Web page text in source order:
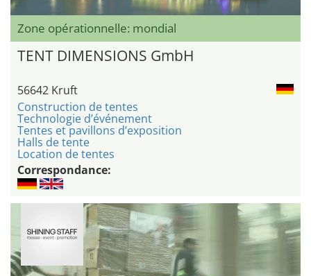
Zone opérationnelle: mondial
TENT DIMENSIONS GmbH
56642 Kruft
Construction de tentes
Technologie d’événement
Tentes et pavillons d’exposition
Halls de tente
Location de tentes
Correspondance: